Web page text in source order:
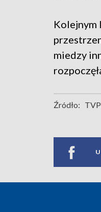
Kolejnym
miedzy
Źródło: